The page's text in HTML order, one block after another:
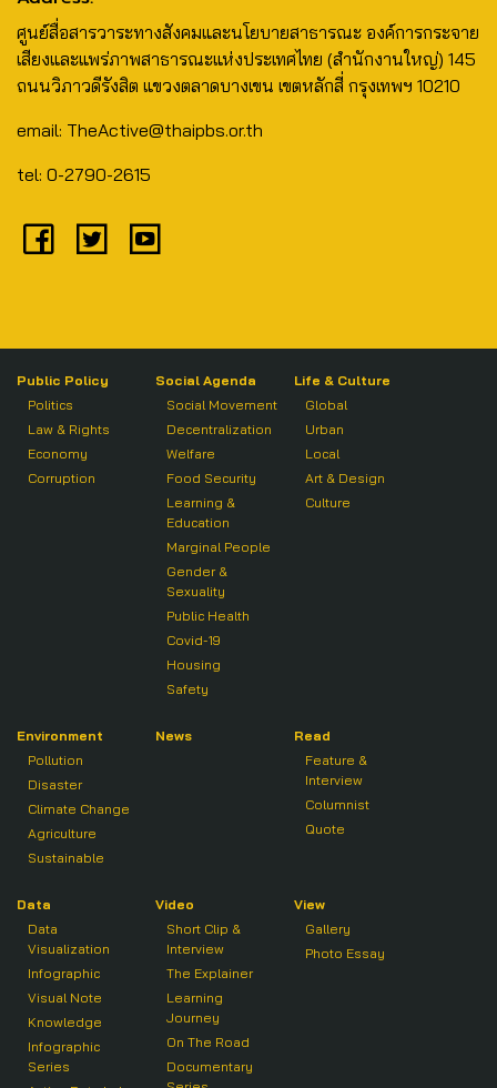
ศูนย์สื่อสารวาระทางสังคมและนโยบายสาธารณะ องค์การกระจาย
เสียงและแพร่ภาพสาธารณะแห่งประเทศไทย (สำนักงานใหญ่) 145
ถนนวิภาวดีรังสิต แขวงตลาดบางเขน เขตหลักสี่ กรุงเทพฯ 10210
email: TheActive@thaipbs.or.th
tel: 0-2790-2615
Public Policy
Politics
Law & Rights
Economy
Corruption
Social Agenda
Social Movement
Decentralization
Welfare
Food Security
Learning &
Education
Marginal People
Gender &
Sexuality
Public Health
Covid-19
Housing
Safety
Life & Culture
Global
Urban
Local
Art & Design
Culture
Environment
Pollution
Disaster
Climate Change
Agriculture
Sustainable
News
Read
Feature &
Interview
Columnist
Quote
Data
Data
Visualization
Infographic
Visual Note
Knowledge
Infographic
Series
Video
Short Clip &
Interview
The Explainer
Learning
Journey
On The Road
Documentary
View
Gallery
Photo Essay